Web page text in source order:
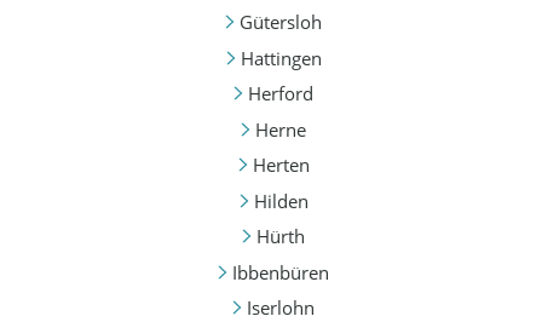
Gütersloh
Hattingen
Herford
Herne
Herten
Hilden
Hürth
Ibbenbüren
Iserlohn